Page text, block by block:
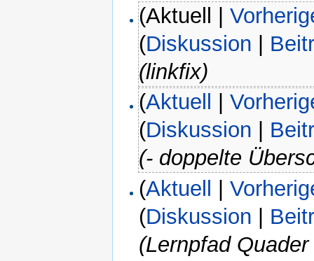
(Aktuell |
(Diskussion
(linkfix)
(Aktuell |
(Diskussion
(- doppelte
(Aktuell |
(Diskussion |
(Lernpfad